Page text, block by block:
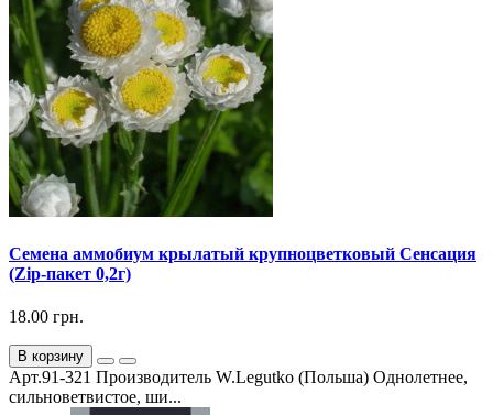
Семена аммобиум крылатый крупноцветковый Сенсация
(Zip-пакет 0,2г)
18.00 грн.
В корзину
Арт.91-321 Производитель W.Legutko (Польша) Однолетнее,
сильноветвистое, ши...